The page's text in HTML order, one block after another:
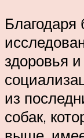
Благодаря
здоровья
из
собак,